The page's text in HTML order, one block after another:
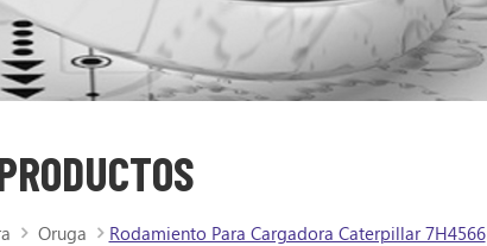
Oruga Rodamiento Para Cargadora Caterpillar 7H4566